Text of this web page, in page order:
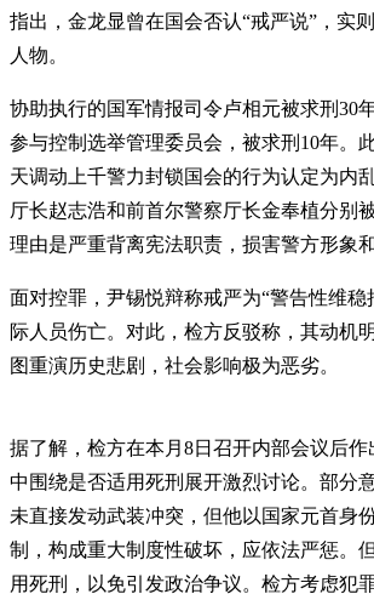
指出，金龙显曾在国会否认“戒严说”，实
人物。
协助执行的国军情报司令卢相元被求刑30
参与控制选举管理委员会，被求刑10年。
天调动上千警力封锁国会的行为认定为内
厅长赵志浩和前首尔警察厅长金奉植分别
理由是严重背离宪法职责，损害警方形象
面对控罪，尹锡悦辩称戒严为“警告性维稳
际人员伤亡。对此，检方反驳称，其动机
图重演历史悲剧，社会影响极为恶劣。
据了解，检方在本月8日召开内部会议后
中围绕是否适用死刑展开激烈讨论。部分
未直接发动武装冲突，但他以国家元首身
制，构成重大制度性破坏，应依法严惩。
用死刑，以免引发政治争议。检方考虑犯